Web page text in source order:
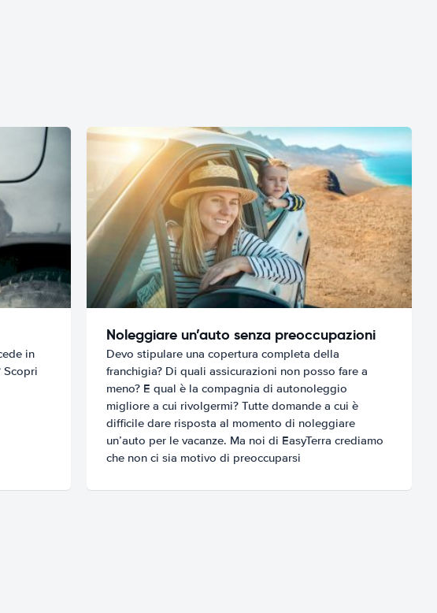
in
Scopri
Noleggiare un’auto senza preoccupazioni
Devo stipulare una copertura completa della
franchigia? Di quali assicurazioni non posso fare a
meno? E qual è la compagnia di autonoleggio
migliore a cui rivolgermi? Tutte domande a cui è
difficile dare risposta al momento di noleggiare
un’auto per le vacanze. Ma noi di EasyTerra crediamo
che non ci sia motivo di preoccuparsi